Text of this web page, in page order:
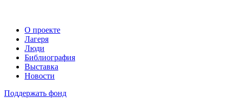
О проекте
Лагеря
Люди
Библиография
Выставка
Новости
Поддержать фонд